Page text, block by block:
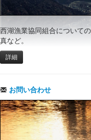
西湖漁業協同組合について
真など。
詳細
お問い合わせ